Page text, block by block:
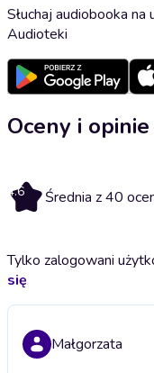
Słuchaj audiobooka
Audioteki
Oceny i opinie
4.6 Średnia z 40
Tylko zalogowani
się
Małgorzata